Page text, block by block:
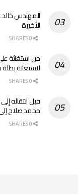
المهندس خالد
الأخيرة
من استغاثة
لاستغاثة
قبل انتقاله
محمد صلاح